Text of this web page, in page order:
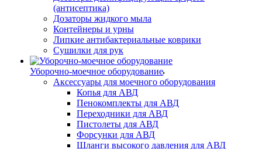
(антисептика)
Дозаторы жидкого мыла
Контейнеры и урны
Липкие антибактериальные коврики
Сушилки для рук
Уборочно-моечное оборудование
Аксессуары для моечного оборудования
Копья для АВД
Пенокомплекты для АВД
Переходники для АВД
Пистолеты для АВД
Форсунки для АВД
Шланги высокого давления для АВД